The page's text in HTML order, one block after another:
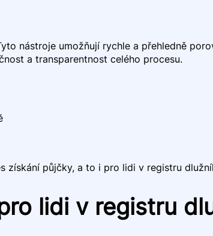
nástroje umožňují rychle a přehledně
a transparentnost celého procesu.
získání půjčky, a to i pro lidi v registru
lidi v registru